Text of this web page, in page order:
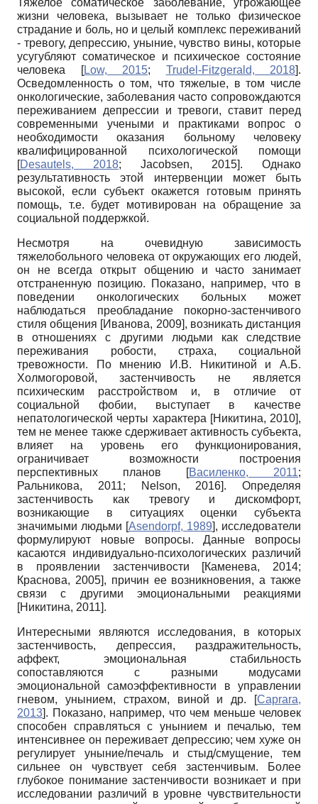
Тяжелое соматическое заболевание, угрожающее
жизни человека, вызывает не только физическое
страдание и боль, но и целый комплекс переживаний
- тревогу, депрессию, уныние, чувство вины, которые
усугубляют соматическое и психическое состояние
человека
[Low, 2015; Trudel-Fitzgerald, 2018].
Осведомленность о том, что тяжелые, в том числе
онкологические, заболевания часто сопровождаются
переживанием депрессии и тревоги, ставит перед
современными учеными и практиками вопрос о
необходимости оказания больному человеку
квалифицированной психологической помощи
[Desautels, 2018; Jacobsen, 2015]. Однако
результативность этой интервенции может быть
высокой, если субъект окажется готовым принять
помощь, т.е. будет мотивирован на обращение за
социальной поддержкой.
Несмотря на очевидную зависимость
тяжелобольного человека от окружающих его людей,
он не всегда открыт общению и часто занимает
отстраненную позицию. Показано, например, что в
поведении онкологических больных может
наблюдаться преобладание покорно-застенчивого
стиля общения [Иванова, 2009], возникать дистанция
в отношениях с другими людьми как следствие
переживания робости, страха, социальной
тревожности. По мнению И.В. Никитиной и А.Б.
Холмогоровой, застенчивость не является
психическим расстройством и, в отличие от
социальной фобии, выступает в качестве
непатологической черты характера [Никитина, 2010],
тем не менее также сдерживает активность субъекта,
влияет на уровень его функционирования,
ограничивает возможности построения
перспективных планов
[Василенко, 2011;
Ральникова, 2011; Nelson, 2016]. Определяя
застенчивость как тревогу и дискомфорт,
возникающие в ситуациях оценки субъекта
значимыми людьми [Asendorpf, 1989], исследователи
формулируют новые вопросы. Данные вопросы
касаются индивидуально-психологических различий
в проявлении застенчивости
[Каменева, 2014;
Краснова, 2005], причин ее возникновения, а также
связи с другими эмоциональными реакциями
[Никитина, 2011].
Интересными являются исследования, в которых
застенчивость, депрессия, раздражительность,
аффект, эмоциональная стабильность
сопоставляются с разными модусами
эмоциональной самоэффективности в управлении
гневом, унынием, страхом, виной и др.
[Caprara,
2013]. Показано, например, что чем меньше человек
способен справляться с унынием и печалью, тем
интенсивнее он переживает депрессию; чем хуже он
регулирует уныние/печаль и стыд/смущение, тем
сильнее он чувствует себя застенчивым. Более
глубокое понимание застенчивости возникает и при
исследовании различий в уровне чувствительности